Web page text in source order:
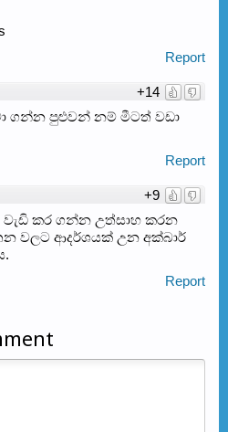
Report
+14
ගන්න පුළුවන් නම් මීටත් වඩා
Report
+9
කර ගන්න උත්සාහ කරන
වලට ආදර්ශයක් උන අක්බාර්
Report